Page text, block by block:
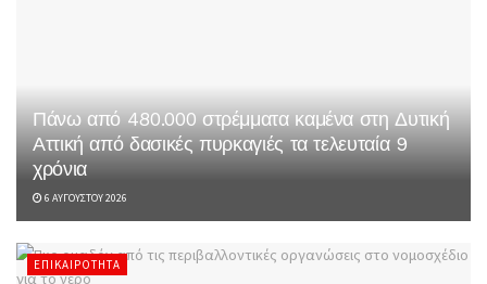
Πάνω από 480.000 στρέμματα καμένα στη Δυτική
Αττική από δασικές πυρκαγιές τα τελευταία 9
χρόνια
6 ΑΥΓΟΎΣΤΟΥ 2026
ΕΠΙΚΑΙΡΌΤΗΤΑ